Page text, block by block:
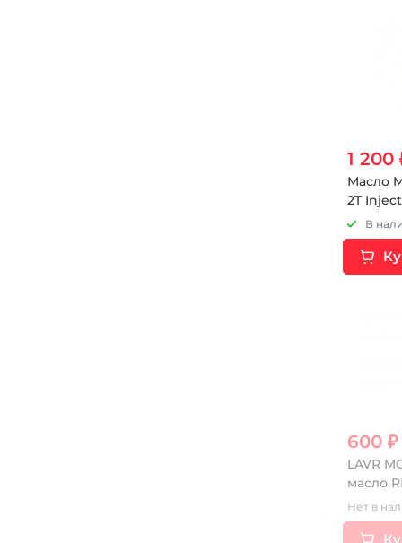
1 200
Масло
2T
В
600 ₽
LAVR
масло
10W40
Нет в